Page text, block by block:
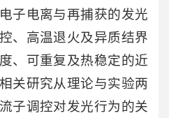
子电离与再捕获的发光
、高温退火及异质结界
、可重复及热稳定的近
关研究从理论与实验两
子调控对发光行为的关